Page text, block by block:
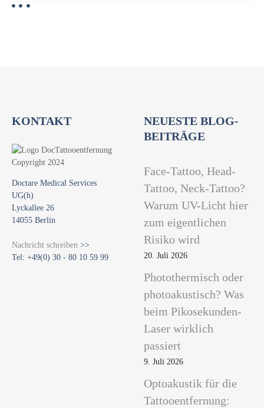
KONTAKT
Doctare Medical Services
UG(h)
Lyckallee 26
14055 Berlin
Nachricht schreiben >>
Tel: +49(0) 30 - 80 10 59 99
NEUESTE BLOG-
BEITRÄGE
Face-Tattoo, Head-
Tattoo, Neck-Tattoo?
Warum UV-Licht hier
zum eigentlichen
Risiko wird
20. Juli 2026
Photothermisch oder
photoakustisch? Was
beim Pikosekunden-
Laser wirklich
passiert
9. Juli 2026
Optoakustik für die
Tattooentfernung: